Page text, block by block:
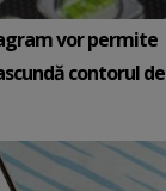
vor permite
contorul de